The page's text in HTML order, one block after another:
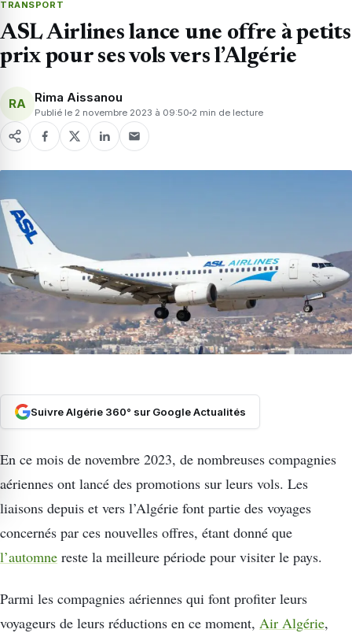
TRANSPORT
ASL Airlines lance une offre à petits
prix pour ses vols vers l’Algérie
RA Rima Aissanou
Publié le 2 novembre 2023 à 09:50 2 min de lecture
Suivre Algérie 360° sur Google Actualités
En ce mois de novembre 2023, de nombreuses compagnies
aériennes ont lancé des promotions sur leurs vols. Les
liaisons depuis et vers l’Algérie font partie des voyages
concernés par ces nouvelles offres, étant donné que
l’automne reste la meilleure période pour visiter le pays.
Parmi les compagnies aériennes qui font profiter leurs
voyageurs de leurs réductions en ce moment, Air Algérie,